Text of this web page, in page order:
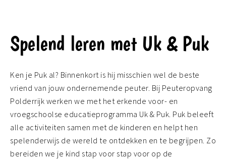
Spelend leren met Uk & Puk
Ken je Puk al? Binnenkort is hij misschien wel de beste
vriend van jouw ondernemende peuter. Bij Peuteropvang
Polderrijk werken we met het erkende voor- en
vroegschoolse educatieprogramma Uk & Puk. Puk beleeft
alle activiteiten samen met de kinderen en helpt hen
spelenderwijs de wereld te ontdekken en te begrijpen. Zo
bereiden we je kind stap voor stap voor op de